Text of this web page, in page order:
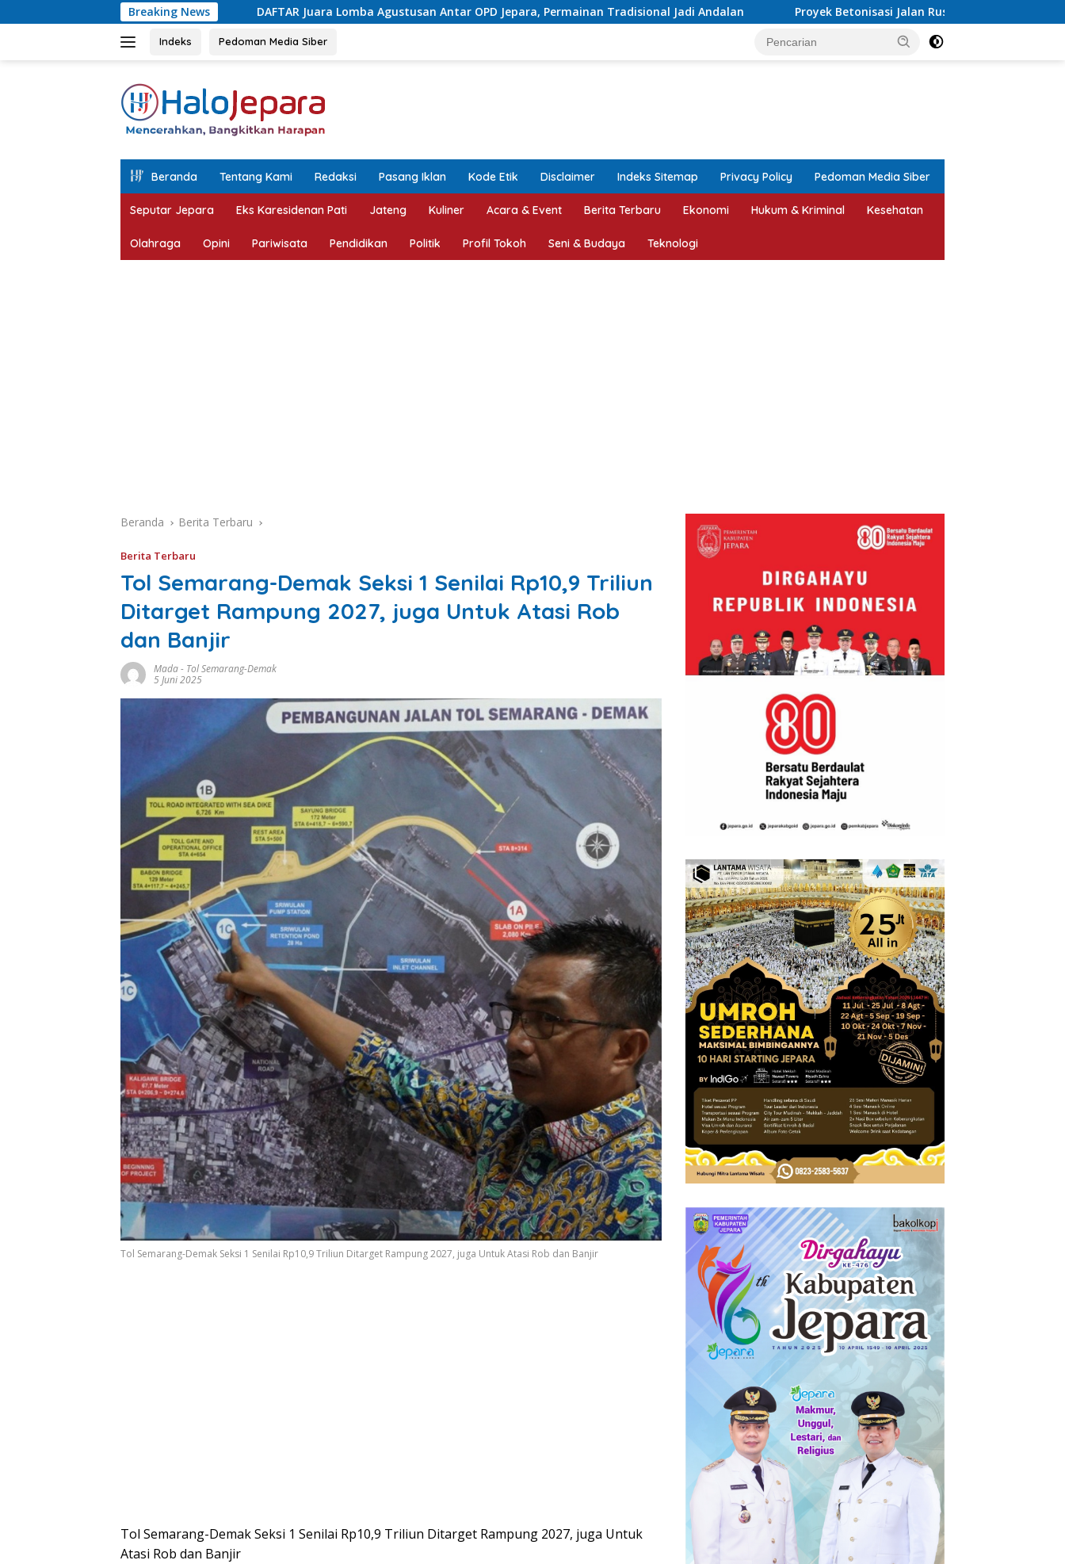
ke
Breaking News
DAFTAR Juara Lomba Agustusan Antar OPD Jepara, Permainan Tradisional Jadi Andalan Proyek Betonisasi Jalan Rusak Parah di Sekuro Mlonggo Ditarget
Indeks Pedoman Media Siber
Beranda Tentang Kami Redaksi Pasang Iklan Kode Etik Disclaimer Indeks Sitemap Privacy Policy Pedoman Media Siber
Seputar Jepara Eks Karesidenan Pati Jateng Kuliner Acara & Event Berita Terbaru Ekonomi Hukum & Kriminal Kesehatan
Olahraga Opini Pariwisata Pendidikan Politik Profil Tokoh Seni & Budaya Teknologi
Beranda Berita Terbaru
Berita Terbaru
Tol Semarang-Demak Seksi 1 Senilai Rp10,9 Triliun
Ditarget Rampung 2027, juga Untuk Atasi Rob
dan Banjir
Mada- Tol Semarang-Demak
5 Juni 2025
Tol Semarang-Demak Seksi 1 Senilai Rp10,9 Triliun Ditarget Rampung 2027, juga Untuk Atasi Rob dan Banjir
Tol Semarang-Demak Seksi 1 Senilai Rp10,9 Triliun Ditarget Rampung 2027, juga Untuk
Atasi Rob dan Banjir